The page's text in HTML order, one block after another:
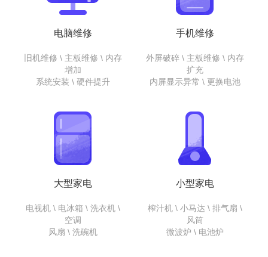
电脑维修
旧机维修 \ 主板维修 \ 内存
增加
系统安装 \ 硬件提升
手机维修
外屏破碎 \ 主板维修 \ 内存
扩充
内屏显示异常 \ 更换电池
大型家电
电视机 \ 电冰箱 \ 洗衣机 \
空调
风扇 \ 洗碗机
小型家电
榨汁机 \ 小马达 \ 排气扇 \
风筒
微波炉 \ 电池炉